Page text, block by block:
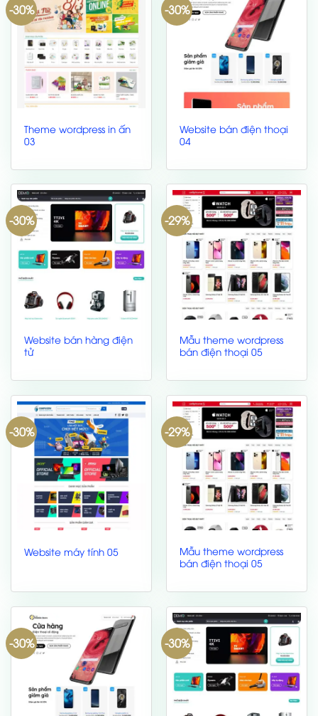
-30%
Theme wordpress in ấn
03
-30%
Website bán điện thoại
04
-30%
Website bán hàng điện
tử
-29%
Mẫu theme wordpress
bán điện thoại 05
-30%
Website máy tính 05
-29%
Mẫu theme wordpress
bán điện thoại 05
-30% -30%